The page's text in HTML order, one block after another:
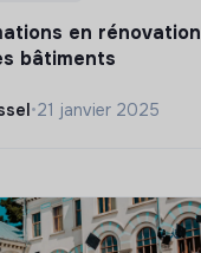
en rénovation
bâtiments
•21 janvier 2025